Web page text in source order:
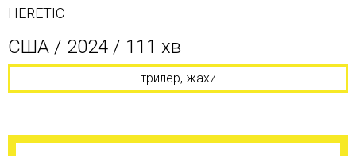
HERETIC
CША / 2024 / 111 хв
трилер, жахи